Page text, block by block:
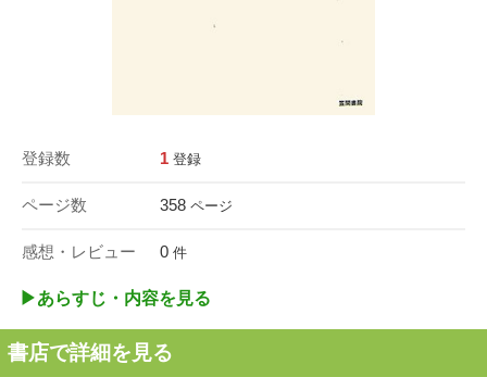
登録数 1 登録
ページ数 358 ページ
感想・レビュー 0 件
▶︎あらすじ・内容を見る
書店で詳細を見る